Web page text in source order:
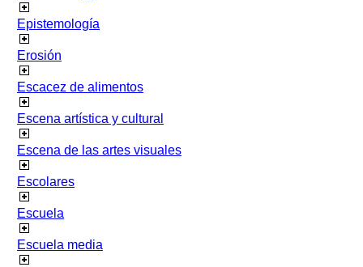
Epistemología
Erosión
Escacez de alimentos
Escena artística y cultural
Escena de las artes visuales
Escolares
Escuela
Escuela media